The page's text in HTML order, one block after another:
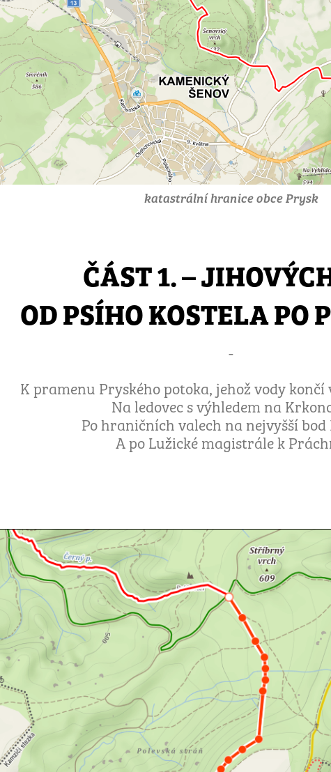
katastrální hranice obce Prysk
ČÁST 1. –
OD PSÍHO KOSTELA PO
-
K pramenu Pryského potoka, jehož vody
Na ledovec s výhledem na
Po hraničních valech na nejvyšší bod
A po Lužické magistrále k